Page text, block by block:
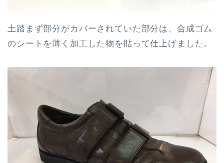
土踏まず部分がカバーされていた部分は、合成ゴム
のシートを薄く加工した物を貼って仕上げました。